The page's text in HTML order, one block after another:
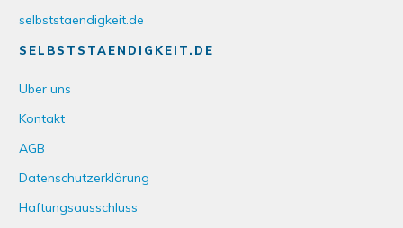
selbststaendigkeit.de
SELBSTSTAENDIGKEIT.DE
Über uns
Kontakt
AGB
Datenschutzerklärung
Haftungsausschluss